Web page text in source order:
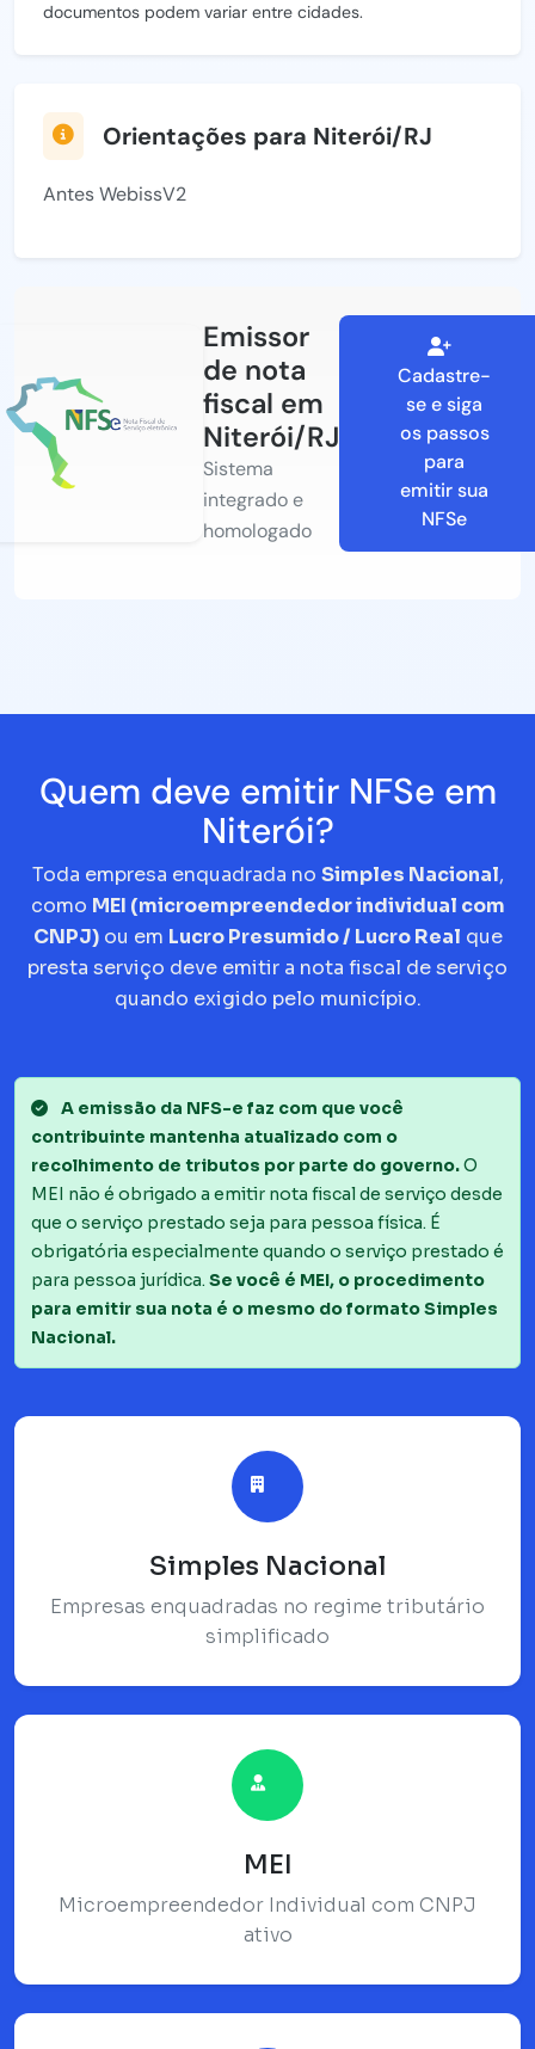
documentos podem variar entre cidades.
Orientações para Niterói/RJ
Antes WebissV2
Emissor
de nota
fiscal em
Niterói/RJ
Sistema
integrado e
homologado
Cadastre-
se e siga
os passos
para
emitir sua
NFSe
Quem deve emitir NFSe em
Niterói?
Toda empresa enquadrada no Simples Nacional,
como MEI (microempreendedor individual com
CNPJ)ou em Lucro Presumido / Lucro Real que
presta serviço deve emitir a nota fiscal de serviço
quando exigido pelo município.
A emissão da NFS-e faz com que você
contribuinte mantenha atualizado com o
recolhimento de tributos por parte do governo.O
MEI não é obrigado a emitir nota fiscal de serviço desde
que o serviço prestado seja para pessoa física. É
obrigatória especialmente quando o serviço prestado é
para pessoa jurídica. Se você é MEI, o procedimento
para emitir sua nota é o mesmo do formato Simples
Nacional.
Simples Nacional
Empresas enquadradas no regime tributário
simplificado
MEI
Microempreendedor Individual com CNPJ
ativo